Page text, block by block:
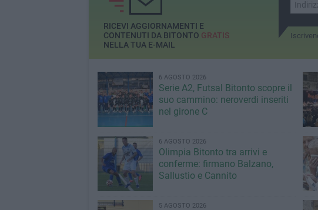
RICEVI AGGIORNAMENTI E
CONTENUTI DA BITONTO GRATIS
NELLA TUA E-MAIL
6 AGOSTO 2026
Serie A2, Futsal Bitonto scopre il
suo cammino: neroverdi inseriti
nel girone C
6 AGOSTO 2026
Olimpia Bitonto tra arrivi e
conferme: firmano Balzano,
Sallustio e Cannito
5 AGOSTO 2026